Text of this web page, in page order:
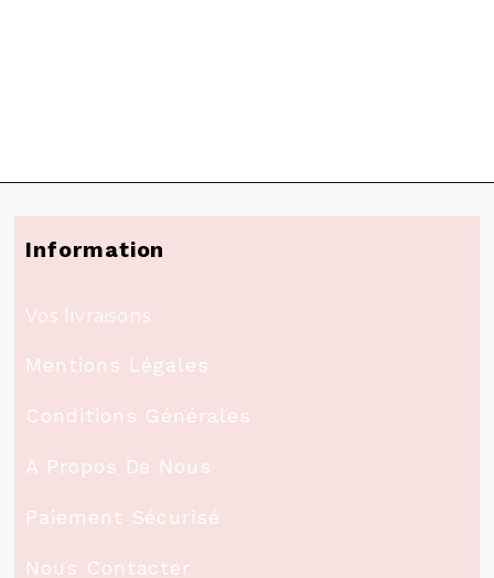
Information
Vos livraisons
Mentions Légales
Conditions Générales
A Propos De Nous
Paiement Sécurisé
Nous Contacter